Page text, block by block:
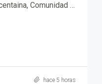
? ¡Oportunidad única en Cocentaina, Comunidad Valenciana! ? – mv205008-2469
hace 5 horas